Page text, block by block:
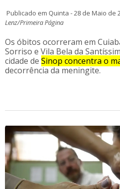
Publicado em Quinta - 28 de Maio de
Lenz/Primeira Página
Os óbitos ocorreram em
Sorriso e Vila Bela da
cidade de Sinop concentra o
decorrência da meningite.